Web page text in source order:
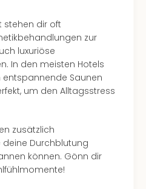
stehen dir oft
zur
luxuriöse
In den meisten Hotels
Saunen
um den Alltagsstress
zusätzlich
Durchblutung
können. Gönn dir